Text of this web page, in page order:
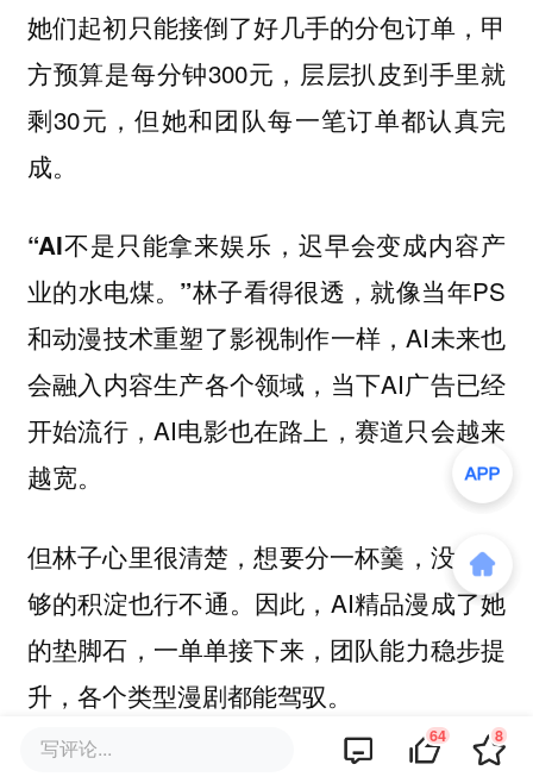
她们起初只能接倒了好几手的分包订单，甲
方预算是每分钟300元，层层扒皮到手里就
剩30元，但她和团队每一笔订单都认真完
成。
“AI不是只能拿来娱乐，迟早会变成内容产
业的水电煤。”林子看得很透，就像当年PS
和动漫技术重塑了影视制作一样，AI未来也
会融入内容生产各个领域，当下AI广告已经
开始流行，AI电影也在路上，赛道只会越来
越宽。
但林子心里很清楚，想要分一杯羹，没有足
够的积淀也行不通。因此，AI精品漫成了她
的垫脚石，一单单接下来，团队能力稳步提
升，各个类型漫剧都能驾驭。
如今，林子的单子已经多到忙不过来，其中
写评论... 64 8